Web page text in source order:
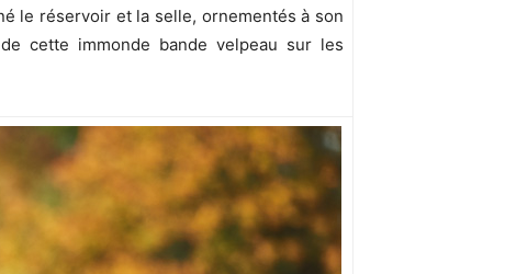
le réservoir et la selle, ornementés à son
cette immonde bande velpeau sur les